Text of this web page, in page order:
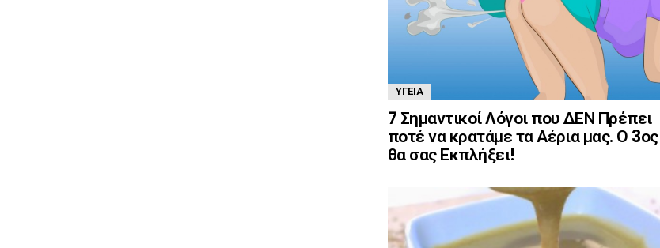
ΥΓΕΊΑ
7 Σημαντικοί Λόγοι που ΔΕΝ Πρέπει
ποτέ να κρατάμε τα Αέρια μας. Ο 3ος
θα σας Εκπλήξει!